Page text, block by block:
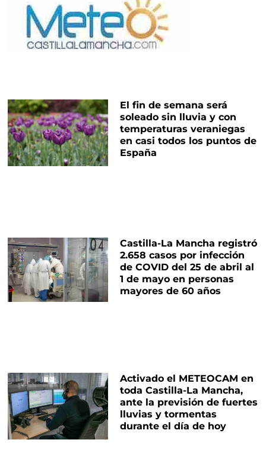
El fin de semana será
soleado sin lluvia y con
temperaturas veraniegas
en casi todos los puntos de
España
Castilla-La Mancha registró
2.658 casos por infección
de COVID del 25 de abril al
1 de mayo en personas
mayores de 60 años
Activado el METEOCAM en
toda Castilla-La Mancha,
ante la previsión de fuertes
lluvias y tormentas
durante el día de hoy